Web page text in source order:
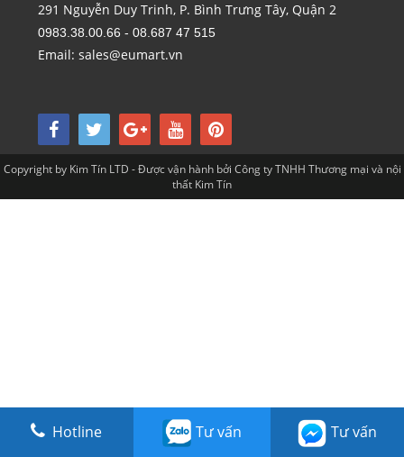
291 Nguyễn Duy Trinh, P. Bình Trưng Tây, Quận 2
0983.38.00.66 - 08.687 47 515
Email: sales@eumart.vn
Hotline Tư vấn Tư vấn
Copyright by Kim Tín LTD - Được vận hành bởi Công ty TNHH Thương mại và nội
thất Kim Tín